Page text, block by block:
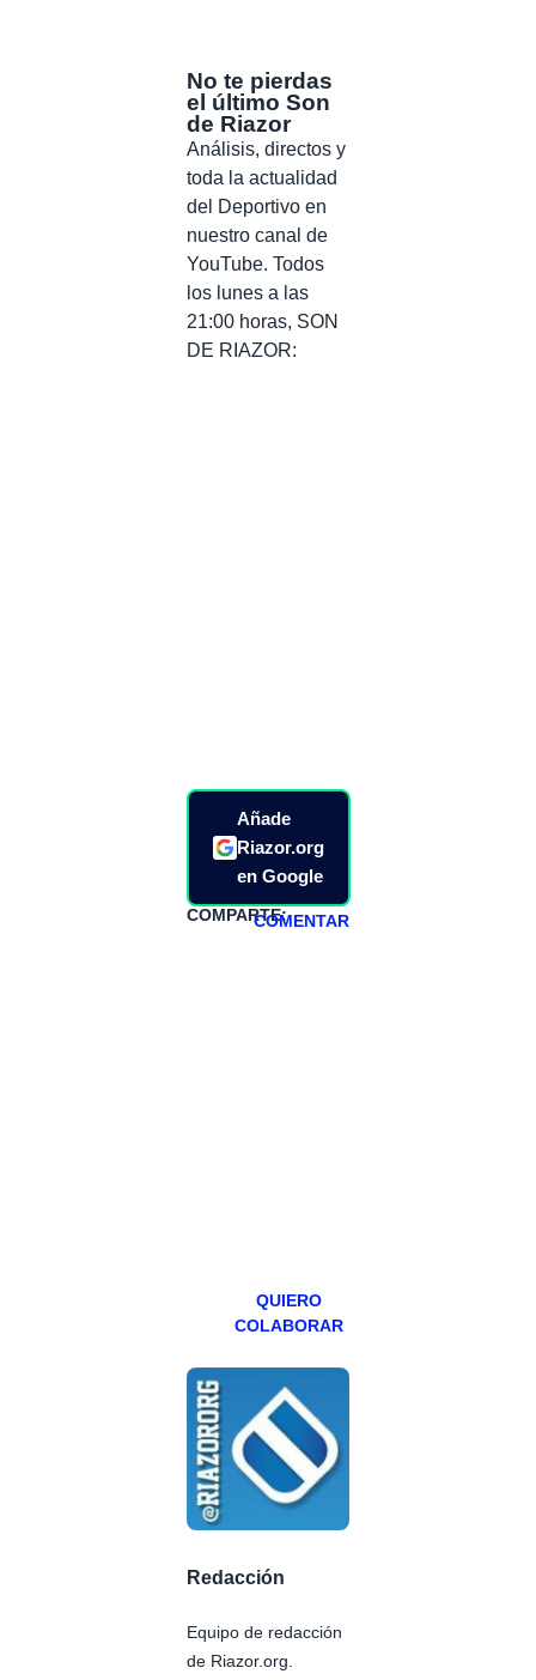
No te pierdas
el último Son
de Riazor
Análisis, directos y
toda la actualidad
del Deportivo en
nuestro canal de
YouTube. Todos
los lunes a las
21:00 horas, SON
DE RIAZOR:
Añade
Riazor.org
en Google
COMPARTE:COMENTAR
QUIERO
COLABORAR
Redacción
Equipo de redacción
de Riazor.org.